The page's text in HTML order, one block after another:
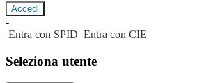
-
Entra con SPID Entra con CIE
Seleziona utente